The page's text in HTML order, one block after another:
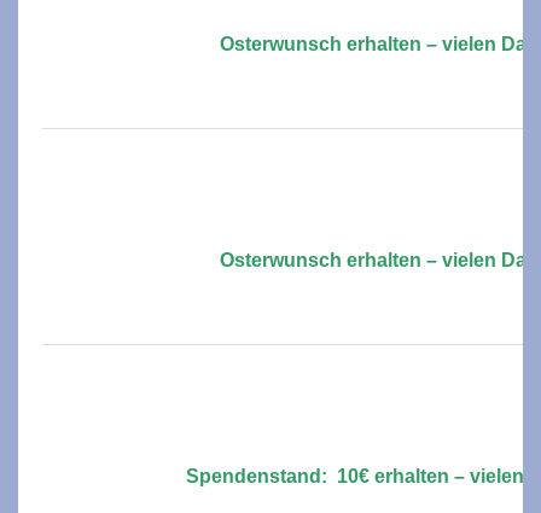
Osterwunsch erhalten – vielen
Osterwunsch erhalten – vielen
Spendenstand: 10€ erhalten – vielen